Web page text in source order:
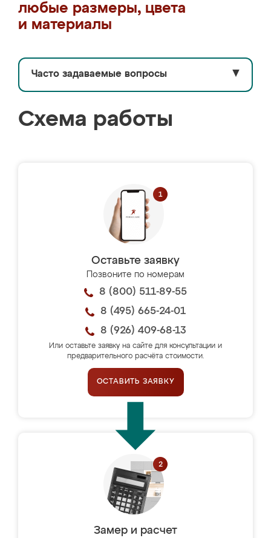
любые размеры, цвета
и материалы
Часто задаваемые вопросы ▼
Схема работы
Оставьте заявку
Позвоните по номерам
8 (800) 511-89-55
8 (495) 665-24-01
8 (926) 409-68-13
Или оставьте заявку на сайте для консультации и
предварительного расчёта стоимости.
ОСТАВИТЬ ЗАЯВКУ
Замер и расчет